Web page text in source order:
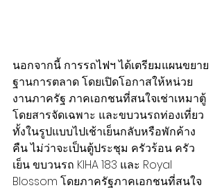
นอกจากนี้ การรถไฟฯ ได้เตรียมแผนขยาย
ฐานการตลาด โดยเปิดโอกาสให้หน่วย
งานภาครัฐ ภาคเอกชนที่สนใจเช่าเหมาตู้
โดยสารจัดเฉพาะ และขบวนรถท่องเที่ยว
ทั้งในรูปแบบไปเช้าเย็นกลับหรือพักค้าง
คืน ไม่ว่าจะเป็นตู้ประชุม ครัวร้อน ครัว
เย็น ขบวนรถ KIHA 183 และ Royal
Blossom โดยภาครัฐภาคเอกชนที่สนใจ